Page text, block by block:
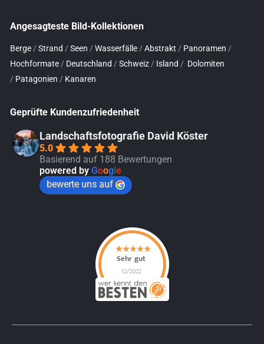
Angesagteste Bild-Kollektionen
Berge/ Strand / Seen / Wasserfälle/ Abstrakt / Panoramen /
Hochformate/ Deutschland / Schweiz/ Island / Dolomiten
/ Patagonien / Kanaren
Geprüfte Kundenzufriedenheit
Landschaftsfotografie David Köster
5.0
Basierend auf 188 Bewertungen
powered by Goog e
bewerte uns auf